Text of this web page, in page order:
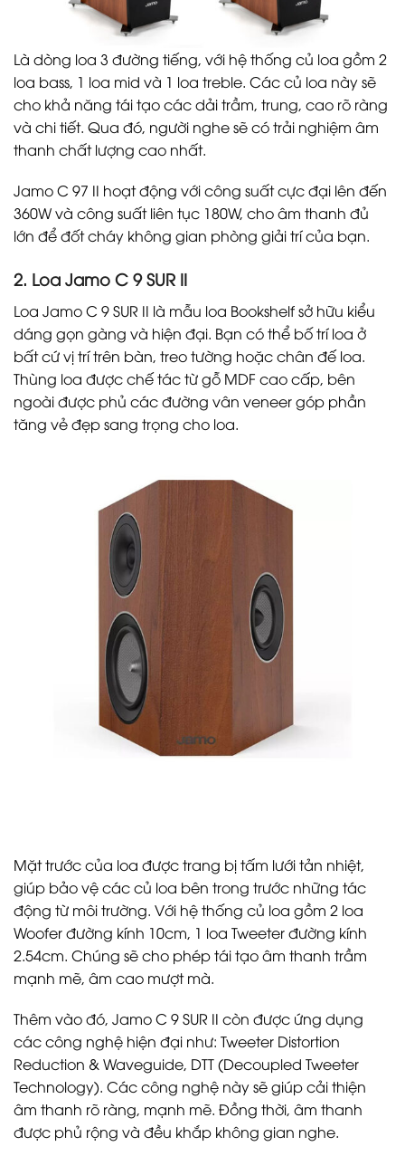
Là dòng loa 3 đường tiếng, với hệ thống củ loa gồm 2
loa bass, 1 loa mid và 1 loa treble. Các củ loa này sẽ
cho khả năng tái tạo các dải trầm, trung, cao rõ ràng
và chi tiết. Qua đó, người nghe sẽ có trải nghiệm âm
thanh chất lượng cao nhất.
Jamo C 97 II hoạt động với công suất cực đại lên đến
360W và công suất liên tục 180W, cho âm thanh đủ
lớn để đốt cháy không gian phòng giải trí của bạn.
2. Loa Jamo C 9 SUR II
Loa Jamo C 9 SUR II là mẫu loa Bookshelf sở hữu kiểu
dáng gọn gàng và hiện đại. Bạn có thể bố trí loa ở
bất cứ vị trí trên bàn, treo tường hoặc chân đế loa.
Thùng loa được chế tác từ gỗ MDF cao cấp, bên
ngoài được phủ các đường vân veneer góp phần
tăng vẻ đẹp sang trọng cho loa.
Mặt trước của loa được trang bị tấm lưới tản nhiệt,
giúp bảo vệ các củ loa bên trong trước những tác
động từ môi trường. Với hệ thống củ loa gồm 2 loa
Woofer đường kính 10cm, 1 loa Tweeter đường kính
2.54cm. Chúng sẽ cho phép tái tạo âm thanh trầm
mạnh mẽ, âm cao mượt mà.
Thêm vào đó, Jamo C 9 SUR II còn được ứng dụng
các công nghệ hiện đại như: Tweeter Distortion
Reduction & Waveguide, DTT (Decoupled Tweeter
Technology). Các công nghệ này sẽ giúp cải thiện
âm thanh rõ ràng, mạnh mẽ. Đồng thời, âm thanh
được phủ rộng và đều khắp không gian nghe.